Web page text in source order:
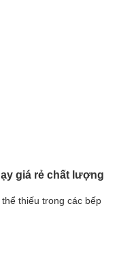
giá rẻ chất lượng
thiếu trong các bếp